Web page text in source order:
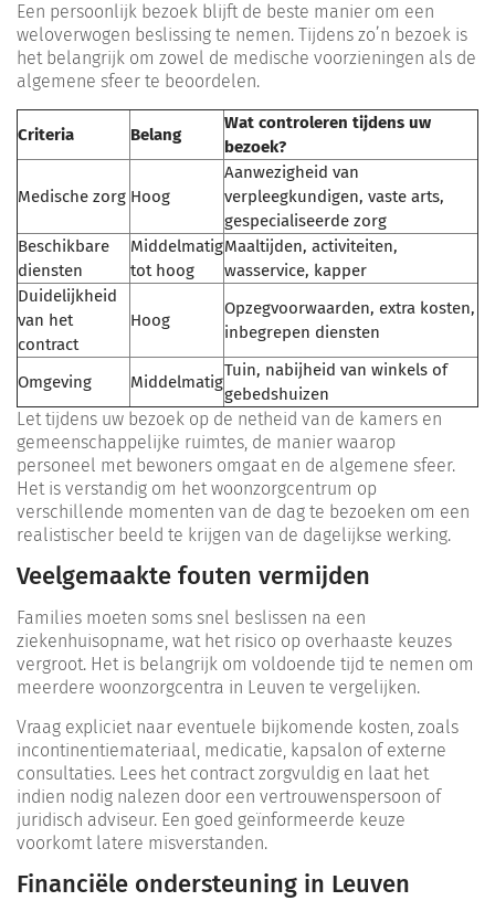
Een persoonlijk bezoek blijft de beste manier om een
weloverwogen beslissing te nemen. Tijdens zo’n bezoek is
het belangrijk om zowel de medische voorzieningen als de
algemene sfeer te beoordelen.
Criteria Belang
Wat controleren tijdens uw
bezoek?
Medische zorg Hoog
Aanwezigheid van
verpleegkundigen, vaste arts,
gespecialiseerde zorg
Beschikbare
diensten
Middelmatig
tot hoog
Maaltijden, activiteiten,
wasservice, kapper
Duidelijkheid
van het
contract
Hoog
Opzegvoorwaarden, extra kosten,
inbegrepen diensten
Omgeving Middelmatig
Tuin, nabijheid van winkels of
gebedshuizen
Let tijdens uw bezoek op de netheid van de kamers en
gemeenschappelijke ruimtes, de manier waarop
personeel met bewoners omgaat en de algemene sfeer.
Het is verstandig om het woonzorgcentrum op
verschillende momenten van de dag te bezoeken om een
realistischer beeld te krijgen van de dagelijkse werking.
Veelgemaakte fouten vermijden
Families moeten soms snel beslissen na een
ziekenhuisopname, wat het risico op overhaaste keuzes
vergroot. Het is belangrijk om voldoende tijd te nemen om
meerdere woonzorgcentra in Leuven te vergelijken.
Vraag expliciet naar eventuele bijkomende kosten, zoals
incontinentiemateriaal, medicatie, kapsalon of externe
consultaties. Lees het contract zorgvuldig en laat het
indien nodig nalezen door een vertrouwenspersoon of
juridisch adviseur. Een goed geïnformeerde keuze
voorkomt latere misverstanden.
Financiële ondersteuning in Leuven